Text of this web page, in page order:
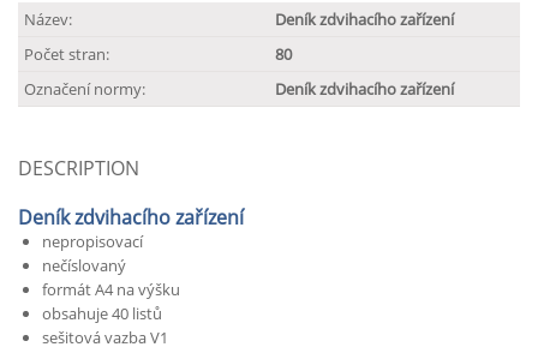
Název:
Deník zdvihacího zařízení
Počet stran:
80
Označení normy:
Deník zdvihacího zařízení
DESCRIPTION
Deník zdvihacího zařízení
nepropisovací
nečíslovaný
formát A4 na výšku
obsahuje 40 listů
sešitová vazba V1